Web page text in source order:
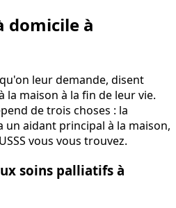
domicile à
leur demande, disent
maison à la fin de leur vie.
de trois choses : la
un aidant principal à la maison,
vous vous trouvez.
soins palliatifs à